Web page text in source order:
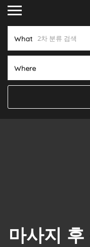
What
Where
마사지